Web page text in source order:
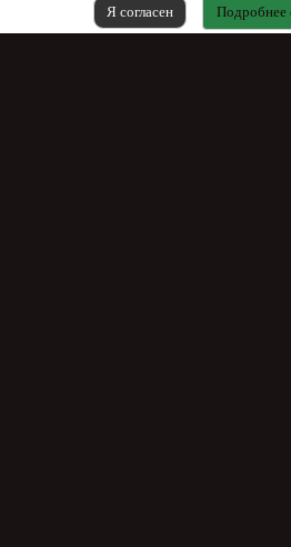
Я согласен
Подробнее